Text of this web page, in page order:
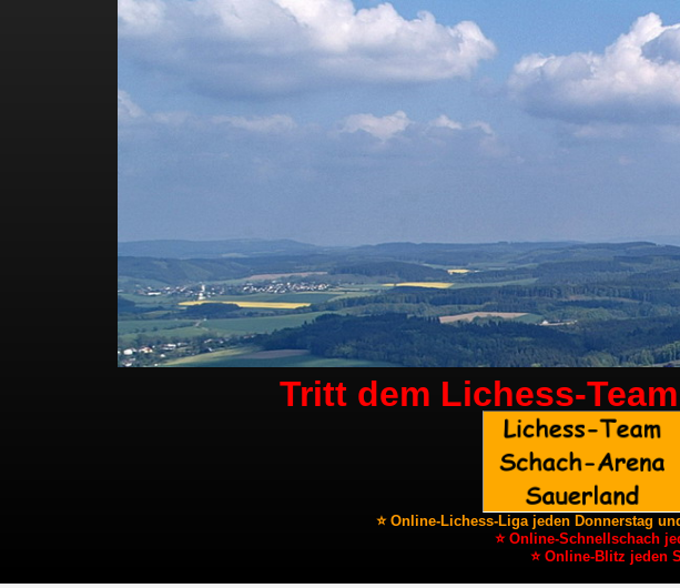
Tritt dem Lichess-
⭐ Online-Lichess-Liga jeden Donnerstag
⭐ Online-Schnellschach
⭐ Online-Blitz jeden